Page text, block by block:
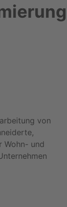
von
Wohn- und